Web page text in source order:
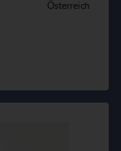
Österreich